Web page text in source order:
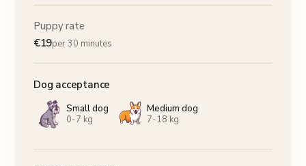
Puppy rate
€19per 30 minutes
Dog acceptance
Small dog
0-7 kg
Medium dog
7-18 kg